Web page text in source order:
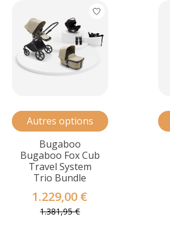
Autres options
Bugaboo
Bugaboo Fox Cub
Travel System
Trio Bundle
1.229,00 €
1.381,95 €